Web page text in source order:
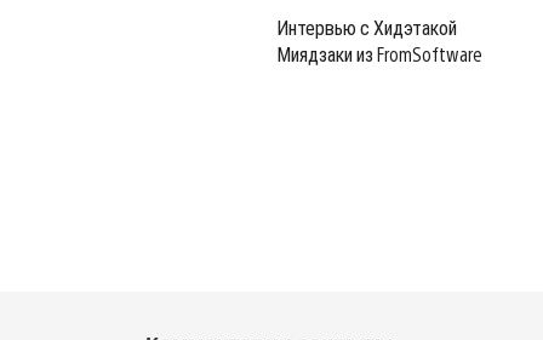
Интервью с Хидэтакой
Миядзаки из FromSoftware